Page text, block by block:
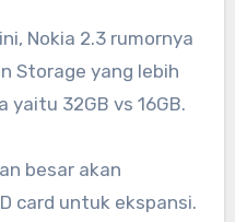
Nokia 2.3 rumornya
Storage yang lebih
yaitu 32GB vs 16GB.
besar akan
card untuk ekspansi.